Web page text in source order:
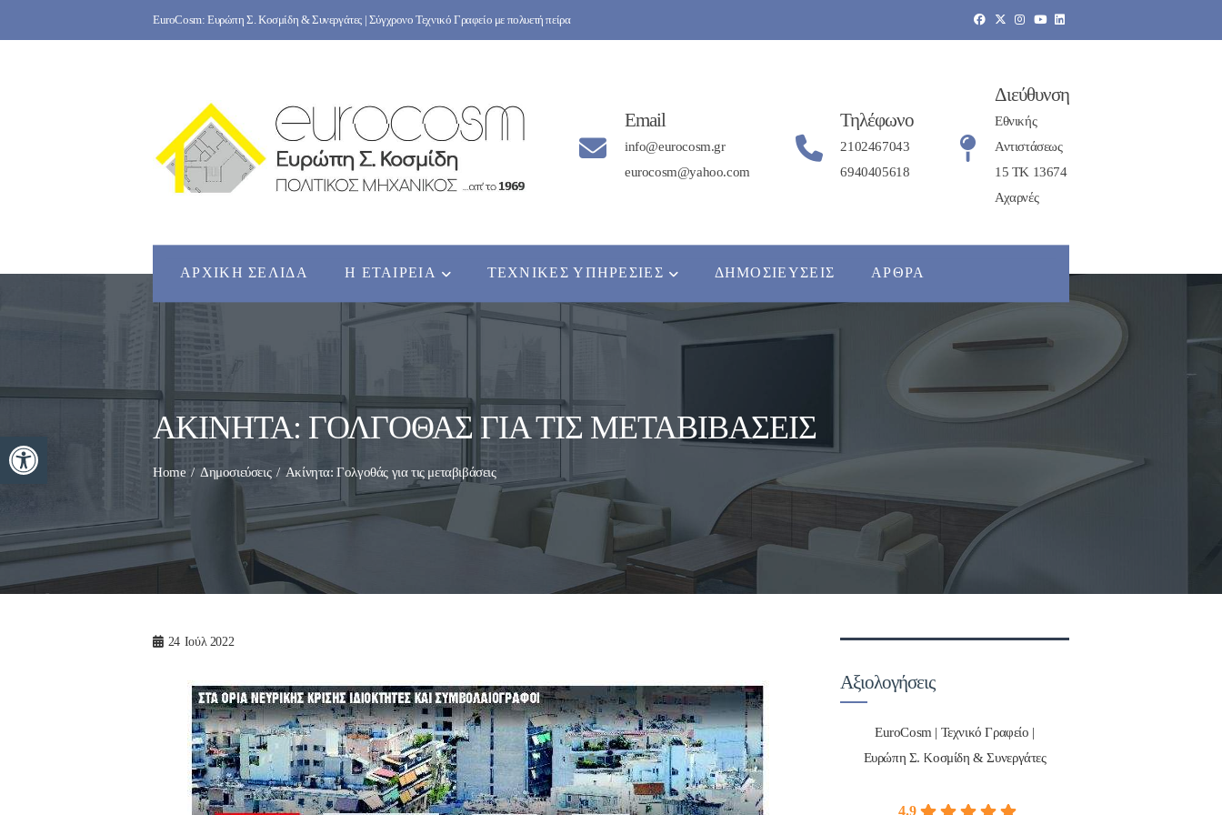
Ανοίξτε τη γραμμή εργαλείων
to
EuroCosm: Ευρώπη Σ. Κοσμίδη & Συνεργάτες | Σύγχρονο Τεχνικό Γραφείο με πολυετή πείρα
Email
info@eurocosm.gr
eurocosm@yahoo.com
Τηλέφωνο
2102467043
6940405618
Διεύθυνση
Εθνικής
Αντιστάσεως
15 ΤΚ 13674
Αχαρνές
ΑΡΧΙΚΉ ΣΕΛΊΔΑ Η ΕΤΑΙΡΕΊΑ ΤΕΧΝΙΚΈΣ ΥΠΗΡΕΣΊΕΣ ΔΗΜΟΣΙΕΎΣΕΙΣ ΆΡΘΡΑ
ΑΚΊΝΗΤΑ: ΓΟΛΓΟΘΆΣ ΓΙΑ ΤΙΣ ΜΕΤΑΒΙΒΆΣΕΙΣ
Home Δημοσιεύσεις Ακίνητα: Γολγοθάς για τις μεταβιβάσεις
24 Ιούλ 2022
Αξιολογήσεις
EuroCosm | Τεχνικό Γραφείο |
Ευρώπη Σ. Κοσμίδη & Συνεργάτες
4.9